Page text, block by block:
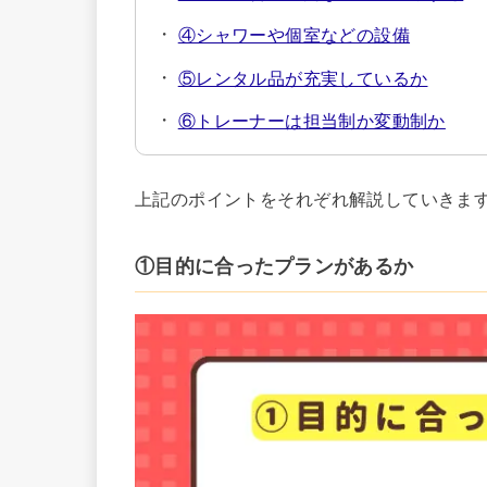
④シャワーや個室などの設備
⑤レンタル品が充実しているか
⑥トレーナーは担当制か変動制か
上記のポイントをそれぞれ解説していきま
①目的に合ったプランがあるか